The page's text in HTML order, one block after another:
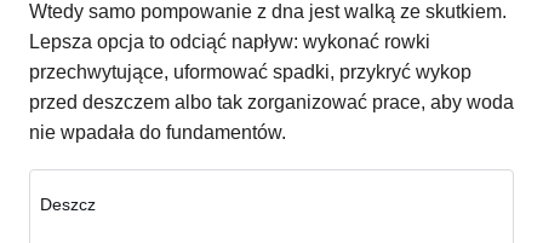
Wtedy samo pompowanie z dna jest walką ze skutkiem.
Lepsza opcja to odciąć napływ: wykonać rowki
przechwytujące, uformować spadki, przykryć wykop
przed deszczem albo tak zorganizować prace, aby woda
nie wpadała do fundamentów.
Deszcz